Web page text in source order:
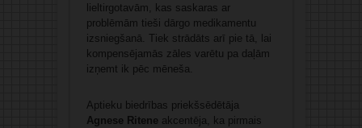
lieltirgotavām, kas saskaras ar
problēmām tieši dārgo medikamentu
izsniegšanā. Tiek strādāts arī pie tā, lai
kompensējamās zāles varētu pa daļām
izņemt ik pēc mēneša.
Aptieku biedrības priekšsēdētāja
Agnese Ritene akcentēja, ka pirmais